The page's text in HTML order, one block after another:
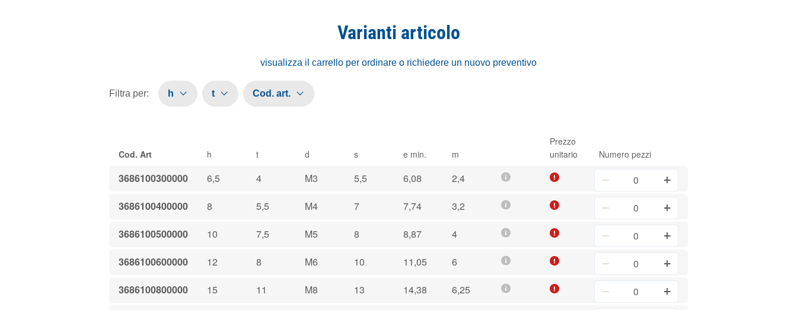
Varianti articolo
visualizza il carrello per ordinare o richiedere un nuovo preventivo
Filtra per: h t Cod. art.
Cod. Art h t d s e min. m
Prezzo
unitario
Numero pezzi
3686100300000 6,5 4 M3 5,5 6,08 2,4
3686100400000 8 5,5 M4 7 7,74 3,2
3686100500000 10 7,5 M5 8 8,87 4
3686100600000 12 8 M6 10 11,05 6
3686100800000 15 11 M8 13 14,38 6,25